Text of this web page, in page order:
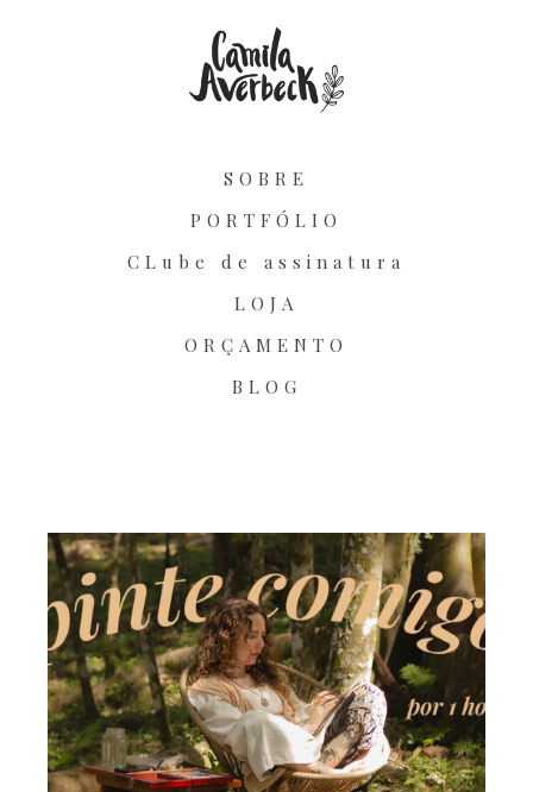
SOBRE
PORTFÓLIO
CLube de assinatura
LOJA
ORÇAMENTO
BLOG